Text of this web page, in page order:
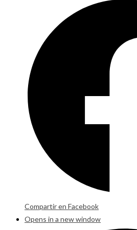
Compartir en Facebook
Opens in a new window